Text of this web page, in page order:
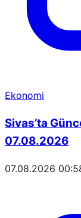
Ekonomi
Sivas’ta
07.08.2026
07.08.2026